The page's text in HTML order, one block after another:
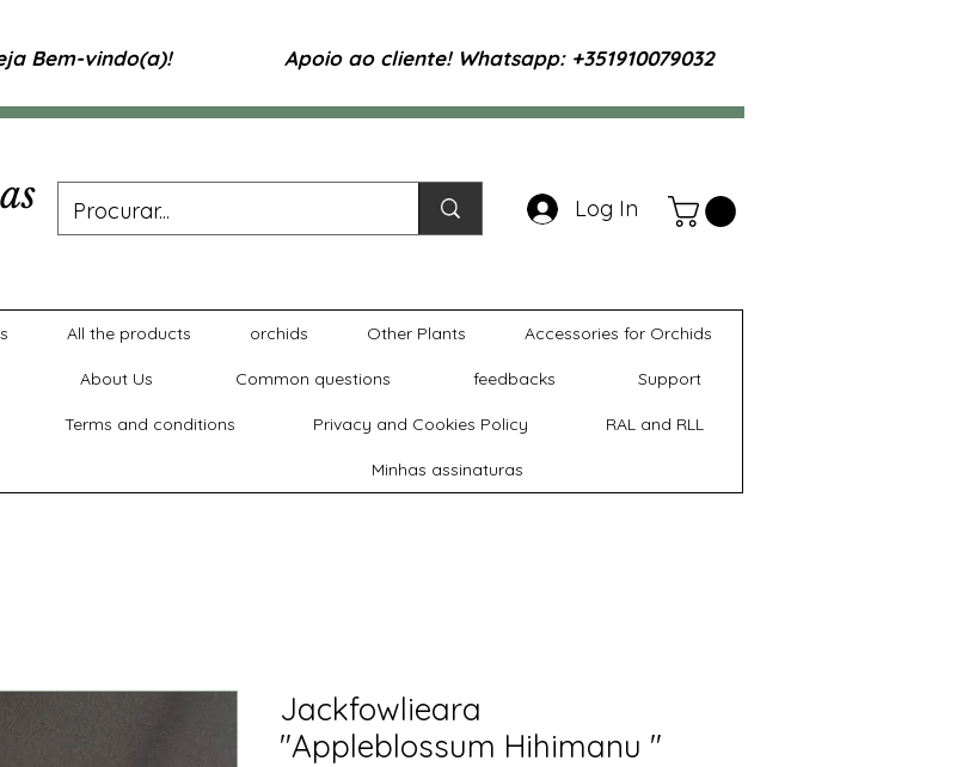
Bem-vindo(a)! Apoio ao cliente! Whatsapp: +351910079032
Log In
All the products orchids Other Plants Accessories for Orchids
About Us Common questions feedbacks Support
Terms and conditions Privacy and Cookies Policy RAL and RLL
Minhas assinaturas
Jackfowlieara
"Appleblossum Hihimanu "